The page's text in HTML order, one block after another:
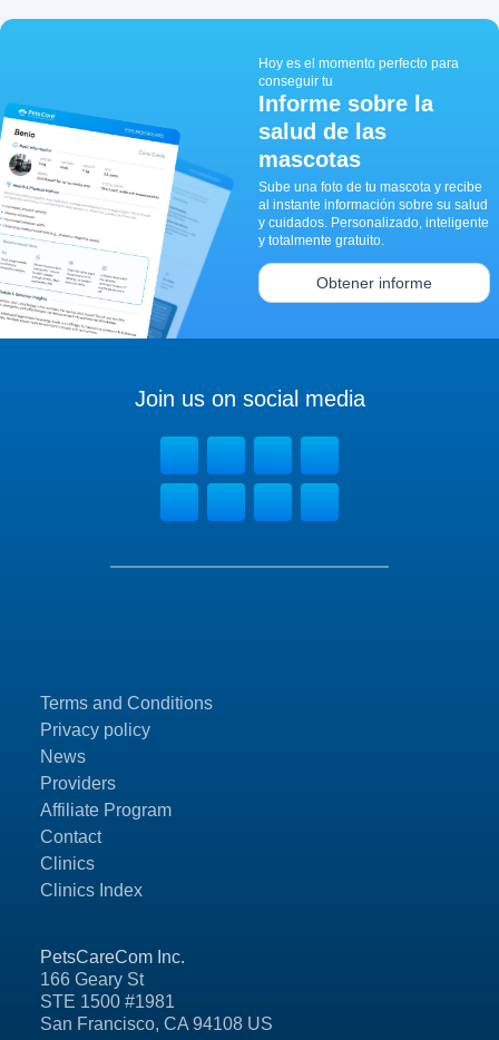
Hoy es el momento perfecto para
conseguir tu
Informe sobre la
salud de las
mascotas
Sube una foto de tu mascota y recibe
al instante información sobre su salud
y cuidados. Personalizado, inteligente
y totalmente gratuito.
Obtener informe
PetsCareCom Inc.
166 Geary St
STE 1500 #1981
San Francisco, CA 94108 US
Terms and Conditions
Privacy policy
News
Providers
Affiliate Program
Contact
Clinics
Clinics Index
Join us on social media